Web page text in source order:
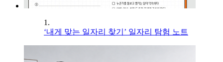
1.
‘내게 맞는 일자리 찾기’ 일자리 탐험 노트